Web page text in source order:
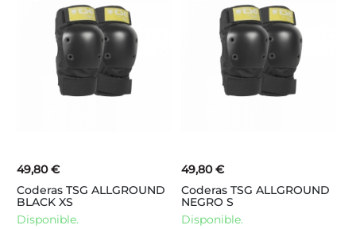
49,80 €
Coderas TSG ALLGROUND
BLACK XS
Disponible.
49,80 €
Coderas TSG ALLGROUND
NEGRO S
Disponible.